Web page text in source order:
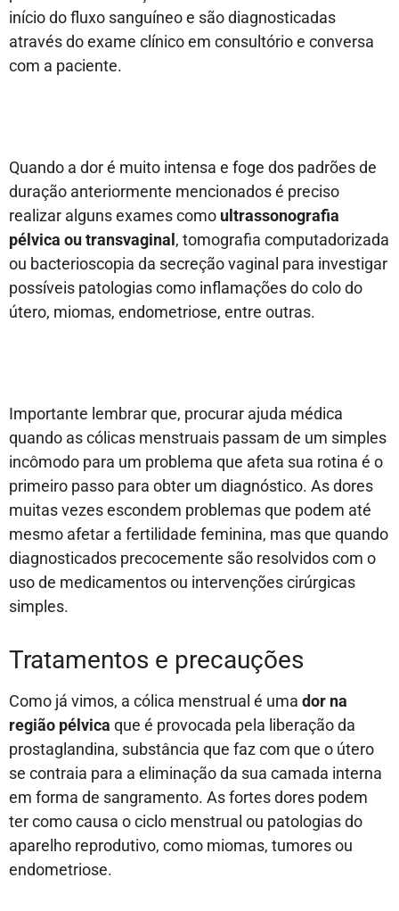
início do fluxo sanguíneo e são diagnosticadas
através do exame clínico em consultório e conversa
com a paciente.
Quando a dor é muito intensa e foge dos padrões de
duração anteriormente mencionados é preciso
realizar alguns exames como ultrassonografia
pélvica ou transvaginal , tomografia computadorizada
ou bacterioscopia da secreção vaginal para investigar
possíveis patologias como inflamações do colo do
útero, miomas, endometriose, entre outras.
Importante lembrar que, procurar ajuda médica
quando as cólicas menstruais passam de um simples
incômodo para um problema que afeta sua rotina é o
primeiro passo para obter um diagnóstico. As dores
muitas vezes escondem problemas que podem até
mesmo afetar a fertilidade feminina, mas que quando
diagnosticados precocemente são resolvidos com o
uso de medicamentos ou intervenções cirúrgicas
simples.
Tratamentos e precauções
Como já vimos, a cólica menstrual é uma dor na
região pélvica que é provocada pela liberação da
prostaglandina, substância que faz com que o útero
se contraia para a eliminação da sua camada interna
em forma de sangramento. As fortes dores podem
ter como causa o ciclo menstrual ou patologias do
aparelho reprodutivo, como miomas, tumores ou
endometriose.